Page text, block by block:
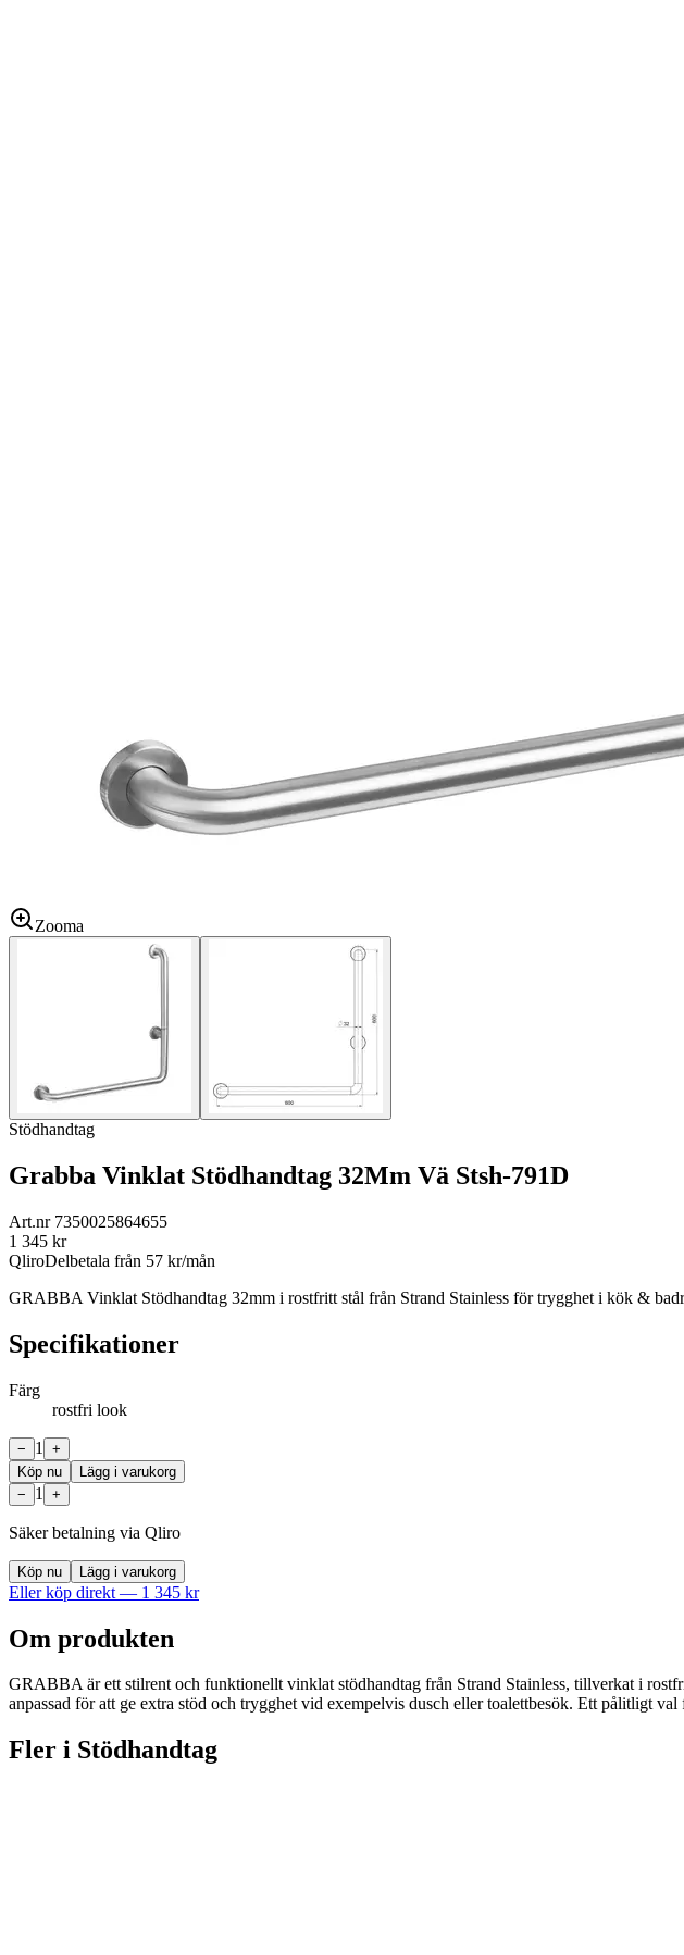
Zooma
Stödhandtag
Grabba Vinklat Stödhandtag 32Mm Vä Stsh-791D
Art.nr 7350025864655
1 345 kr
QliroDelbetala från 57 kr/mån
GRABBA Vinklat Stödhandtag 32mm i rostfritt stål från Strand Stainless för trygghet i kök &
Specifikationer
Färg
rostfri look
− 1
+
Köp nu
Lägg i varukorg
−
1 +
Säker betalning via Qliro
Köp nu Lägg i varukorg
Eller köp direkt — 1 345 kr
Om produkten
GRABBA är ett stilrent och funktionellt vinklat stödhandtag från Strand Stainless, tillverkat i
anpassad för att ge extra stöd och trygghet vid exempelvis dusch eller toalettbesök. Ett pålitligt
Fler i Stödhandtag